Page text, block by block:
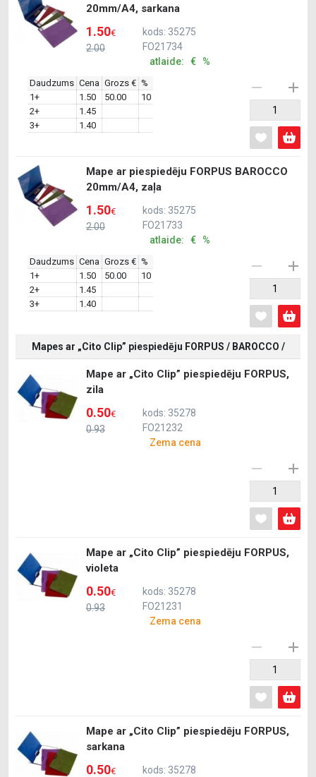
20mm/A4, sarkana
2.00
1.50€
kods: 35275
FO21734
atlaide: € %
Daudzums Cena Grozs € %
1+
1.50 50.00
10
2+
1.45
3+
1.40
Mape ar piespiedēju FORPUS BAROCCO
20mm/A4, zaļa
2.00
1.50€
kods: 35275
FO21733
atlaide: € %
Daudzums Cena Grozs € %
1+
1.50 50.00
10
2+
1.45
3+
1.40
Mapes ar „Cito Clip” piespiedēju FORPUS / BAROCCO /
Mape ar „Cito Clip” piespiedēju FORPUS,
zila
0.93
0.50€
kods: 35278
FO21232
Zema cena
Mape ar „Cito Clip” piespiedēju FORPUS,
violeta
0.93
0.50€
kods: 35278
FO21231
Zema cena
Mape ar „Cito Clip” piespiedēju FORPUS,
sarkana
0.50€
kods: 35278